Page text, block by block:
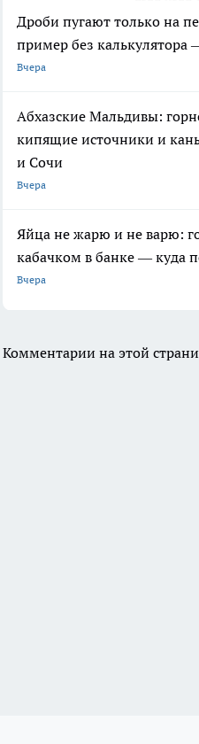
Дроби пугают только на
пример без калькулятора
Вчера
Абхазские Мальдивы:
кипящие источники и
и Сочи
Вчера
Яйца не жарю и не варю:
кабачком в банке — куда
Вчера
Комментарии на этой